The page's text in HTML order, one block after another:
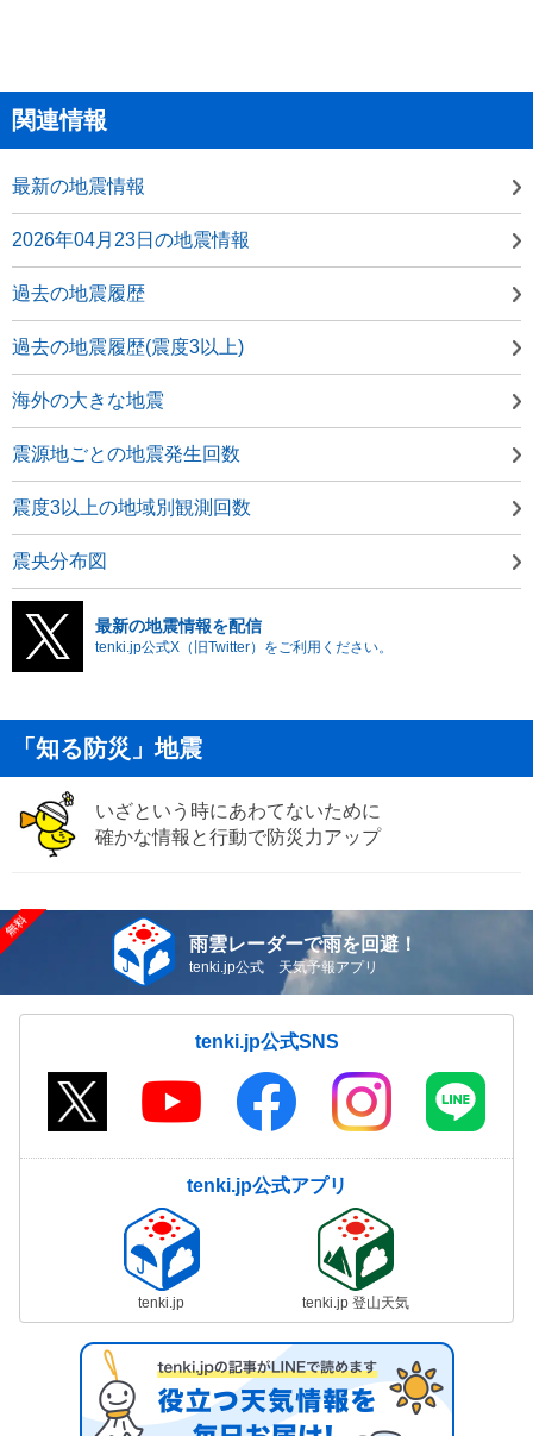
関連情報
最新の地震情報
2026年04月23日の地震情報
過去の地震履歴
過去の地震履歴(震度3以上)
海外の大きな地震
震源地ごとの地震発生回数
震度3以上の地域別観測回数
震央分布図
最新の地震情報を配信
tenki.jp公式X（旧Twitter）をご利用ください。
「知る防災」地震
いざという時にあわてないために
確かな情報と行動で防災力アップ
雨雲レーダーで雨を回避！
tenki.jp公式 天気予報アプリ
tenki.jp公式SNS
tenki.jp公式アプリ
tenki.jp tenki.jp 登山天気